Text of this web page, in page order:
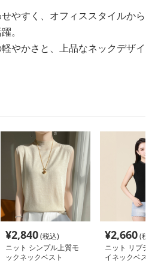
やすく、オフィススタイルから
。
やかさと、上品なネックデザイ
¥2,840(税込)
ニット シンプル上質モ
ックネックベスト
¥2,660(税
ニット リブデ
イネックベスト